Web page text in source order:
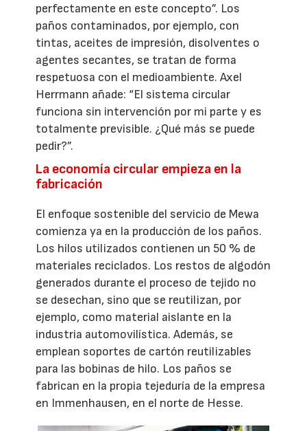
perfectamente en este concepto”. Los
paños contaminados, por ejemplo, con
tintas, aceites de impresión, disolventes o
agentes secantes, se tratan de forma
respetuosa con el medioambiente. Axel
Herrmann añade: “El sistema circular
funciona sin intervención por mi parte y es
totalmente previsible. ¿Qué más se puede
pedir?”.
La economía circular empieza en la
fabricación
El enfoque sostenible del servicio de Mewa
comienza ya en la producción de los paños.
Los hilos utilizados contienen un 50 % de
materiales reciclados. Los restos de algodón
generados durante el proceso de tejido no
se desechan, sino que se reutilizan, por
ejemplo, como material aislante en la
industria automovilística. Además, se
emplean soportes de cartón reutilizables
para las bobinas de hilo. Los paños se
fabrican en la propia tejeduría de la empresa
en Immenhausen, en el norte de Hesse.